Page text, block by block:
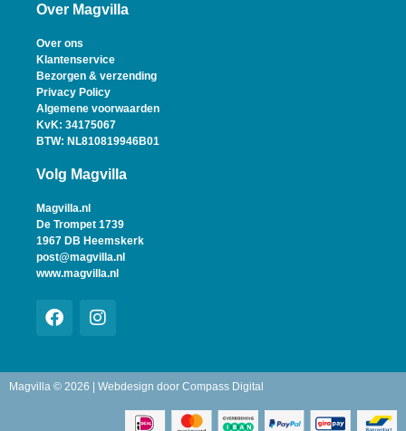
Over Magvilla
Over ons
Klantenservice
Bezorgen & verzending
Privacy Policy
Algemene voorwaarden
KvK: 34175067
BTW: NL810819946B01
Volg Magvilla
Magvilla.nl
De Trompet 1739
1967 DB Heemskerk
post@magvilla.nl
www.magvilla.nl
Magvilla © 2026 | Webdesign door Compass Digital